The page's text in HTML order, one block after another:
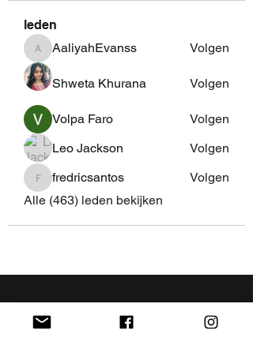
leden
AaliyahEvanss
AaliyahEvanss Volgen
Shweta Khurana Volgen
Volpa Faro
Volgen
Leo Jackson
Volgen
fredricsantos
fredricsantos
Volgen
Alle (463) leden bekijken